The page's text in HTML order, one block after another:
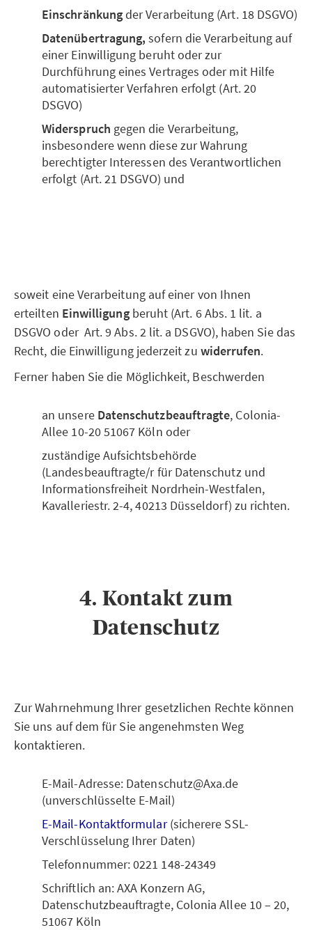
Einschränkungder Verarbeitung (Art. 18 DSGVO)
Datenübertragung,sofern die Verarbeitung auf
einer Einwilligung beruht oder zur
Durchführung eines Vertrages oder mit Hilfe
automatisierter Verfahren erfolgt (Art. 20
DSGVO)
Widerspruch gegen die Verarbeitung,
insbesondere wenn diese zur Wahrung
berechtigter Interessen des Verantwortlichen
erfolgt (Art. 21 DSGVO) und
soweit eine Verarbeitung auf einer von Ihnen
erteilten Einwilligungberuht (Art. 6 Abs. 1 lit. a
DSGVO oder Art. 9 Abs. 2 lit. a DSGVO), haben Sie das
Recht, die Einwilligung jederzeit zu widerrufen.
Ferner haben Sie die Möglichkeit, Beschwerden
an unsere Datenschutzbeauftragte, Colonia-
Allee 10-20 51067 Köln oder
zuständige Aufsichtsbehörde
(Landesbeauftragte/r für Datenschutz und
Informationsfreiheit Nordrhein-Westfalen,
Kavalleriestr. 2-4, 40213 Düsseldorf) zu richten.
4. Kontakt zum
Datenschutz
Zur Wahrnehmung Ihrer gesetzlichen Rechte können
Sie uns auf dem für Sie angenehmsten Weg
kontaktieren.
E-Mail-Adresse: Datenschutz@Axa.de
(unverschlüsselte E-Mail)
E-Mail-Kontaktformular(sicherere SSL-
Verschlüsselung Ihrer Daten)
Telefonnummer: 0221 148-24349
Schriftlich an: AXA Konzern AG,
Datenschutzbeauftragte, Colonia Allee 10 – 20,
51067 Köln